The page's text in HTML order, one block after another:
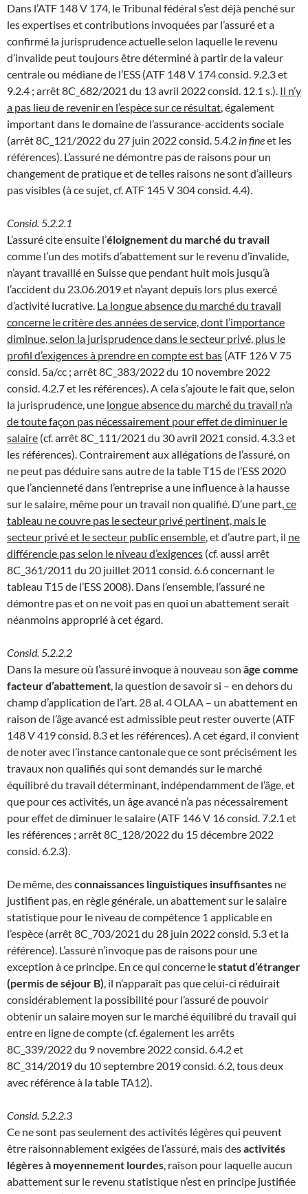
Dans l’ATF 148 V 174, le Tribunal fédéral s’est déjà penché sur
les expertises et contributions invoquées par l’assuré et a
confirmé la jurisprudence actuelle selon laquelle le revenu
d’invalide peut toujours être déterminé à partir de la valeur
centrale ou médiane de l’ESS (ATF 148 V 174 consid. 9.2.3 et
9.2.4 ; arrêt 8C_682/2021 du 13 avril 2022 consid. 12.1 s.). Il n’y
a pas lieu de revenir en l’espèce sur ce résultat , également
important dans le domaine de l’assurance-accidents sociale
(arrêt 8C_121/2022 du 27 juin 2022 consid. 5.4.2 in fineet les
références). L’assuré ne démontre pas de raisons pour un
changement de pratique et de telles raisons ne sont d’ailleurs
pas visibles (à ce sujet, cf. ATF 145 V 304 consid. 4.4).
Consid. 5.2.2.1
L’assuré cite ensuite l’éloignement du marché du travail
comme l’un des motifs d’abattement sur le revenu d’invalide,
n’ayant travaillé en Suisse que pendant huit mois jusqu’à
l’accident du 23.06.2019 et n’ayant depuis lors plus exercé
d’activité lucrative. La longue absence du marché du travail
concerne le critère des années de service, dont l’importance
diminue, selon la jurisprudence dans le secteur privé, plus le
profil d’exigences à prendre en compte est bas (ATF 126 V 75
consid. 5a/cc ; arrêt 8C_383/2022 du 10 novembre 2022
consid. 4.2.7 et les références). A cela s’ajoute le fait que, selon
la jurisprudence, une longue absence du marché du travail n’a
de toute façon pas nécessairement pour effet de diminuer le
salaire (cf. arrêt 8C_111/2021 du 30 avril 2021 consid. 4.3.3 et
les références). Contrairement aux allégations de l’assuré, on
ne peut pas déduire sans autre de la table T15 de l’ESS 2020
que l’ancienneté dans l’entreprise a une influence à la hausse
sur le salaire, même pour un travail non qualifié. D’une part, ce
tableau ne couvre pas le secteur privé pertinent, mais le
secteur privé et le secteur public ensemble , et d’autre part, il ne
différencie pas selon le niveau d’exigences (cf. aussi arrêt
8C_361/2011 du 20 juillet 2011 consid. 6.6 concernant le
tableau T15 de l’ESS 2008). Dans l’ensemble, l’assuré ne
démontre pas et on ne voit pas en quoi un abattement serait
néanmoins approprié à cet égard.
Consid. 5.2.2.2
Dans la mesure où l’assuré invoque à nouveau son âge comme
facteur d’abattement , la question de savoir si – en dehors du
champ d’application de l’art. 28 al. 4 OLAA – un abattement en
raison de l’âge avancé est admissible peut rester ouverte (ATF
148 V 419 consid. 8.3 et les références). A cet égard, il convient
de noter avec l’instance cantonale que ce sont précisément les
travaux non qualifiés qui sont demandés sur le marché
équilibré du travail déterminant, indépendamment de l’âge, et
que pour ces activités, un âge avancé n’a pas nécessairement
pour effet de diminuer le salaire (ATF 146 V 16 consid. 7.2.1 et
les références ; arrêt 8C_128/2022 du 15 décembre 2022
consid. 6.2.3).
De même, desconnaissances linguistiques insuffisantes ne
justifient pas, en règle générale, un abattement sur le salaire
statistique pour le niveau de compétence 1 applicable en
l’espèce (arrêt 8C_703/2021 du 28 juin 2022 consid. 5.3 et la
référence). L’assuré n’invoque pas de raisons pour une
exception à ce principe. En ce qui concerne lestatut d’étranger
(permis de séjour B) , il n’apparaît pas que celui-ci réduirait
considérablement la possibilité pour l’assuré de pouvoir
obtenir un salaire moyen sur le marché équilibré du travail qui
entre en ligne de compte (cf. également les arrêts
8C_339/2022 du 9 novembre 2022 consid. 6.4.2 et
8C_314/2019 du 10 septembre 2019 consid. 6.2, tous deux
avec référence à la table TA12).
Consid. 5.2.2.3
Ce ne sont pas seulement des activités légères qui peuvent
être raisonnablement exigées de l’assuré, mais desactivités
légères à moyennement lourdes , raison pour laquelle aucun
abattement sur le revenu statistique n’est en principe justifiée